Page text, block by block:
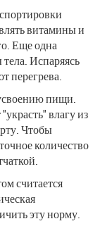
витамины и
Еще одна
Испаряясь
перегрева.
пищи.
влагу из
Чтобы
количество
считается
эту норму.